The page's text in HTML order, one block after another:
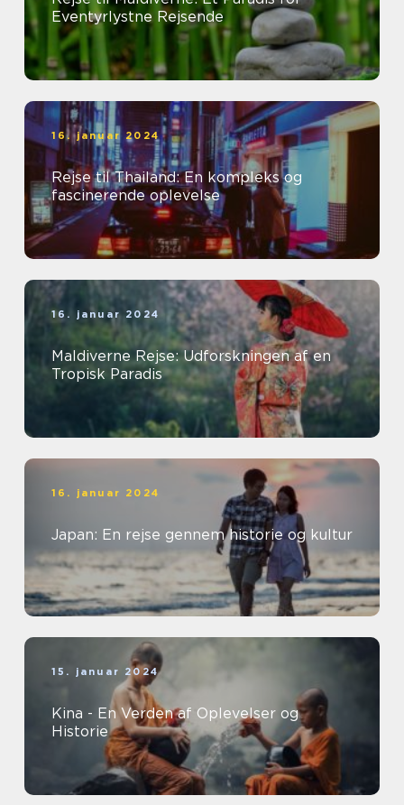
Eventyrlystne Rejsende
16. januar 2024
Rejse til Thailand: En kompleks og
fascinerende oplevelse
16. januar 2024
Maldiverne Rejse: Udforskningen af en
Tropisk Paradis
16. januar 2024
Japan: En rejse gennem historie og kultur
15. januar 2024
Kina - En Verden af Oplevelser og
Historie